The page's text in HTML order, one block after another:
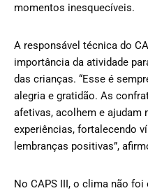
momentos inesquecíveis.
A responsável técnica do
importância da atividade
das crianças. “Esse é
alegria e gratidão. As
afetivas, acolhem e ajudam
experiências, fortalecendo
lembranças positivas”,
No CAPS III, o clima não